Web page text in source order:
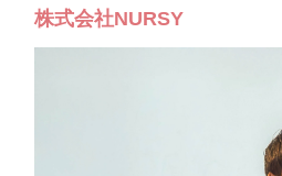
株式会社NURSY